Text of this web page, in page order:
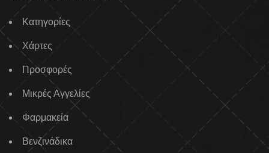
Κατηγορίες
Χάρτες
Προσφορές
Μικρές Αγγελίες
Φαρμακεία
Βενζινάδικα